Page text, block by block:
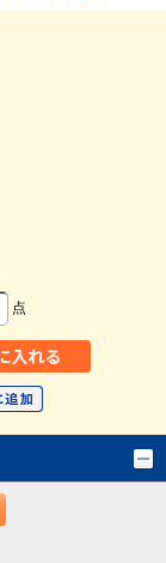
点